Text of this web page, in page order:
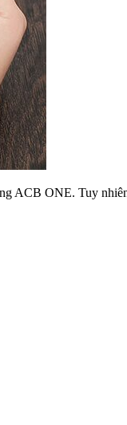
ACB ONE. Tuy